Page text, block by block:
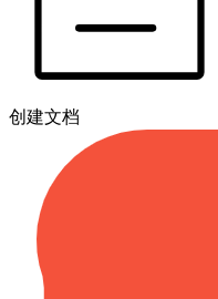
创建文档